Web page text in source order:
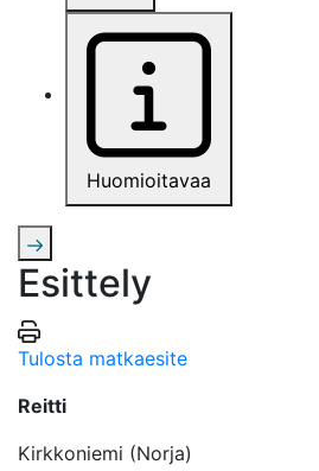
Huomioitavaa
Esittely
Tulosta matkaesite
Reitti
Kirkkoniemi (Norja)